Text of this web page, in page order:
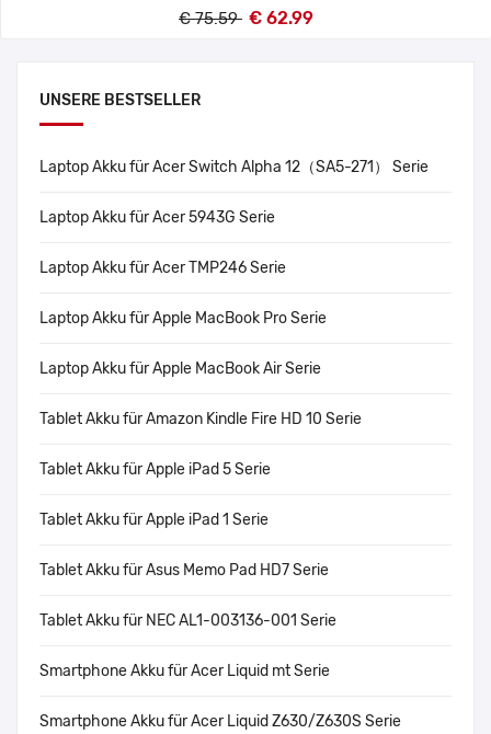
UNSERE BESTSELLER
Laptop Akku für Acer Switch Alpha 12（SA5-271） Serie
Laptop Akku für Acer 5943G Serie
Laptop Akku für Acer TMP246 Serie
Laptop Akku für Apple MacBook Pro Serie
Laptop Akku für Apple MacBook Air Serie
Tablet Akku für Amazon Kindle Fire HD 10 Serie
Tablet Akku für Apple iPad 5 Serie
Tablet Akku für Apple iPad 1 Serie
Tablet Akku für Asus Memo Pad HD7 Serie
Tablet Akku für NEC AL1-003136-001 Serie
Smartphone Akku für Acer Liquid mt Serie
Smartphone Akku für Acer Liquid Z630/Z630S Serie
€ 75.59 € 62.99